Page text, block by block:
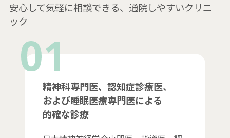
安心して気軽に相談できる、通院しやすいクリニ
ック
精神科専門医、認知症診療医、
および睡眠医療専門医による
的確な診療